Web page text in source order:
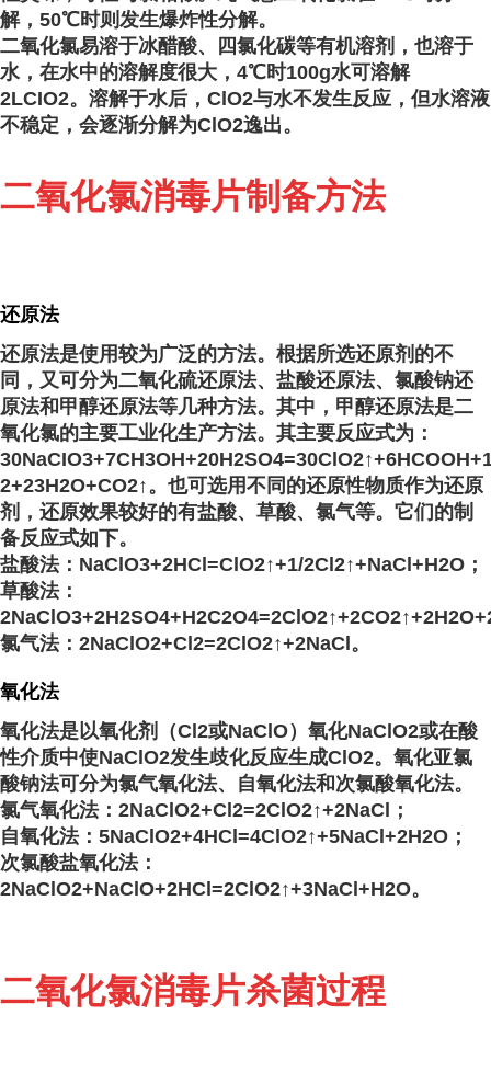
解，50℃时则发生爆炸性分解。
二氧化氯易溶于冰醋酸、四氯化碳等有机溶剂，也溶于
水，在水中的溶解度很大，4℃时100g水可溶解
2LCIO2。溶解于水后，ClO2与水不发生反应，但水溶液
不稳定，会逐渐分解为ClO2逸出。
二氧化氯消毒片制备方法
还原法
还原法是使用较为广泛的方法。根据所选还原剂的不
同，又可分为二氧化硫还原法、盐酸还原法、氯酸钠还
原法和甲醇还原法等几种方法。其中，甲醇还原法是二
氧化氯的主要工业化生产方法。其主要反应式为：
30NaCIO3+7CH3OH+20H2SO4=30ClO2
2+23H2O+CO2↑。也可选用不同的还原性物质作为还原
剂，还原效果较好的有盐酸、草酸、氯气等。它们的制
备反应式如下。
盐酸法：NaClO3+2HCl=ClO2↑+1/2Cl 2↑+NaCl+H2O；
草酸法：
2NaClO3+2H2SO4+H2C2O4=2ClO2↑+2CO2↑+2H2
氯气法：2NaClO2+Cl 2=2ClO2↑+2NaCl。
氧化法
氧化法是以氧化剂（Cl 2或NaClO）氧化NaClO2或在酸
性介质中使NaClO2发生歧化反应生成ClO2。氧化亚氯
酸钠法可分为氯气氧化法、自氧化法和次氯酸氧化法。
氯气氧化法：2NaClO2+Cl 2=2ClO2↑+2NaCl；
自氧化法：5NaClO2+4HCl=4ClO2↑+5NaCl+2H2O；
次氯酸盐氧化法：
2NaClO2+NaClO+2HCl=2ClO2↑+3NaCl+H2O。
二氧化氯消毒片杀菌过程